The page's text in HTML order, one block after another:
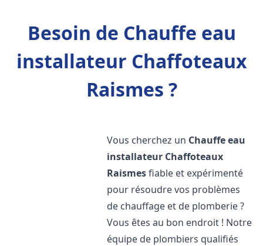
Besoin de Chauffe eau
installateur Chaffoteaux
Raismes ?
Vous cherchez un Chauffe eau
installateur Chaffoteaux
Raismesfiable et expérimenté
pour résoudre vos problèmes
de chauffage et de plomberie ?
Vous êtes au bon endroit ! Notre
équipe de plombiers qualifiés